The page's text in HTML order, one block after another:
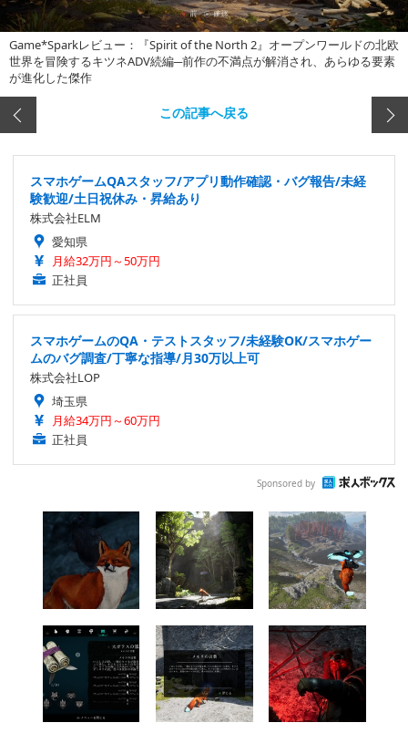
Game*Sparkレビュー：『Spirit of the North 2』オープンワールドの北欧
世界を冒険するキツネADV続編─前作の不満点が解消され、あらゆる要素
が進化した傑作
この記事へ戻る
スマホゲームQAスタッフ/アプリ動作確認・バグ報告/未経
験歓迎/土日祝休み・昇給あり
株式会社ELM
愛知県
月給32万円～50万円
正社員
スマホゲームのQA・テストスタッフ/未経験OK/スマホゲー
ムのバグ調査/丁寧な指導/月30万以上可
株式会社LOP
埼玉県
月給34万円～60万円
正社員
Sponsored by